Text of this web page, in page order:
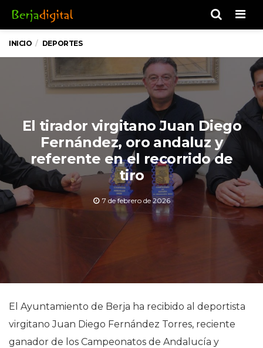
INICIO DEPORTES
El tirador virgitano Juan Diego
Fernández, oro andaluz y
referente en el recorrido de
tiro
7 de febrero de 2026
El Ayuntamiento de Berja ha recibido al deportista
virgitano Juan Diego Fernández Torres, reciente
ganador de los Campeonatos de Andalucía y